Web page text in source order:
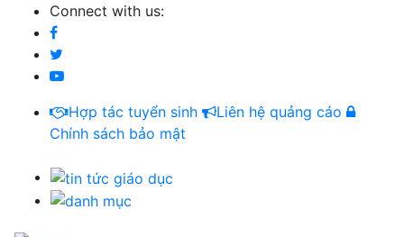
Connect with us:
Hợp tác tuyển sinh
Liên hệ quảng cáo
Chính sách bảo mật